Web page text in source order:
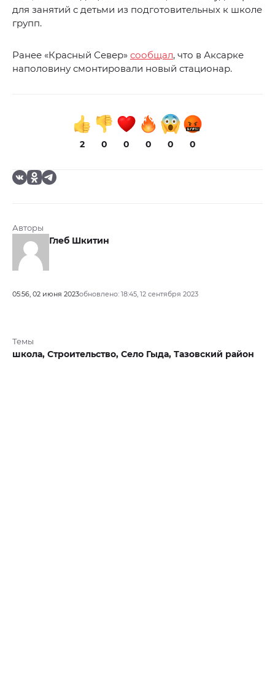
для занятий с детьми из подготовительных к школе
групп.
Ранее «Красный Север» сообщал, что в Аксарке
наполовину смонтировали новый стационар.
2 0 0 0 0 0
Авторы
Глеб Шкитин
05:56, 02 июня 2023обновлено: 18:45, 12 сентября 2023
Темы
школа, Строительство, Село Гыда, Тазовский район